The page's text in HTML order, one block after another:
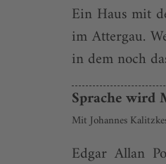
Ein Haus mit
im Attergau.
in dem noch
Sprache wird
Mit Johannes
Edgar Allan